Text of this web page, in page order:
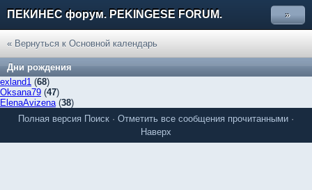
ПЕКИНЕС форум. PEKINGESE FORUM. »
« Вернуться к Основной календарь
Дни рождения
exland1 (68)
Oksana79 (47)
ElenaAvizena(38)
Полная версия Поиск · Отметить все сообщения прочитанными ·
Наверх